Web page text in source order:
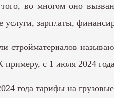
того, во многом оно
услуги, зарплаты,
стройматериалов
с 1 июля 2024
года тарифы на